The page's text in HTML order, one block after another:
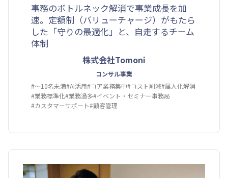
事務のボトルネック解消で事業成長を加
速。定額制（バリューチャージ）がもたら
した「守りの最適化」と、自走するチーム
体制
株式会社Tomoni
コンサル事業
#〜10名未満#AI活用#コア業務集中#コスト削減#属人化解消
#業務標準化#業務過多#イベント・セミナー事務局
#カスタマーサポート#顧客管理